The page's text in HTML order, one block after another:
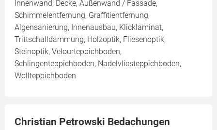
Innenwand, Decke, Außenwand / Fassade,
Schimmelentfernung, Graffitientfernung,
Algensanierung, Innenausbau, Klicklaminat,
Trittschalldämmung, Holzoptik, Fliesenoptik,
Steinoptik, Velourteppichboden,
Schlingenteppichboden, Nadelvliesteppichboden,
Wollteppichboden
Christian Petrowski Bedachungen